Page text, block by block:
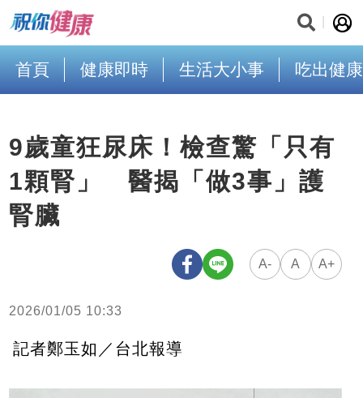
首頁 健康即時 生活大小事 吃出健康
9歲童狂尿床！檢查驚「只有
1顆腎」 醫揭「做3事」護
腎臟
A- A A+
2026/01/05 10:33
記者鄭玉如／台北報導